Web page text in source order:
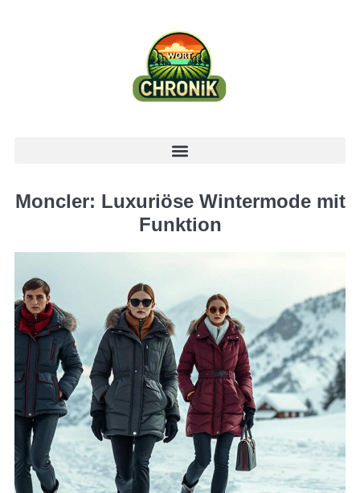
Moncler: Luxuriöse Wintermode mit
Funktion